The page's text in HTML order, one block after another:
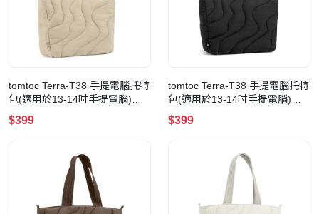
tomtoc Terra-T38 手提電腦托特
包(適用於13-14吋手提電腦)
(T38S1K2)(10L-Dune Shade)
$399
tomtoc Terra-T38 手提電腦托特
包(適用於13-14吋手提電腦)
(T38S1D1)(10L-Lavascape)
$399